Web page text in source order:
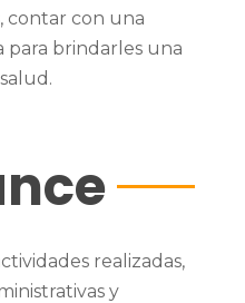
contar con una
brindarles una
realizadas,
y